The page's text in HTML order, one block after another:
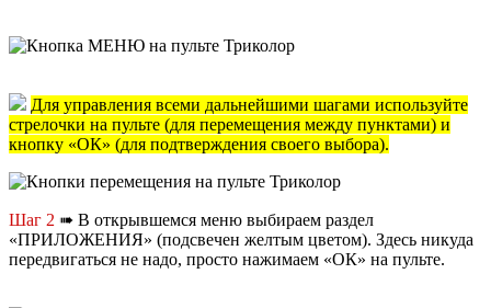
Для управления всеми дальнейшими шагами используйте
стрелочки на пульте (для перемещения между пунктами) и
кнопку «ОК» (для подтверждения своего выбора).
Шаг 2 ➠ В открывшемся меню выбираем раздел
«ПРИЛОЖЕНИЯ» (подсвечен желтым цветом). Здесь никуда
передвигаться не надо, просто нажимаем «ОК» на пульте.